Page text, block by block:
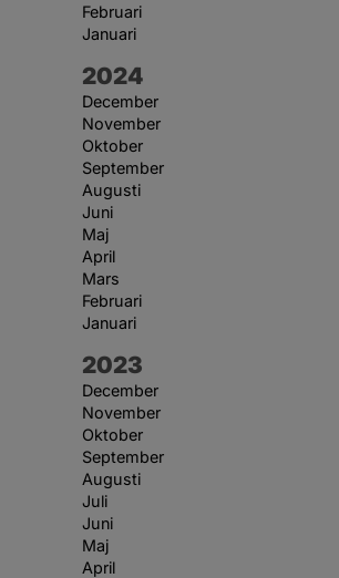
Februari
Januari
År:
2024
December
November
Oktober
September
Augusti
Juni
Maj
April
Mars
Februari
Januari
År:
2023
December
November
Oktober
September
Augusti
Juli
Juni
Maj
April